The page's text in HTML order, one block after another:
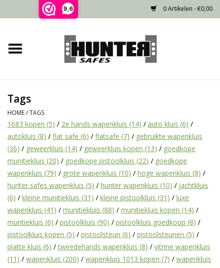
9,6 0 Artikelen - €0,00
Home
Gecertificeerd
Niet gecertificeerd
Kluisdeur
Recente projecten
Opties
Blog
Tags
HOME/TAGS
1683 kopen (5) / 2e hands wapenkluis (14) / auto kluis (6) /
autokluis (8) / flat safe (6) / flatsafe (7) / gebruikte wapenkluis
(36) / geweerkluis (14) / geweerkluis kopen (13) / goedkope
munitiekluis (20) / goedkope pistoolkluis (22) / goedkope
wapenkluis (79) / grote wapenkluis (10) / hoge wapenkluis (8) /
hunter safes wapenkluis (5) / hunter wapenkluis (10) / jachtkluis
(6) / kleine munitiekluis (31) / kleine pistoolkluis (31) / luxe
wapenkluis (41) / munitiekluis (88) / munitiekluis kopen (14) /
muntiekluis (6) / pistoolkluis (90) / pistoolkluis goedkoop (8) /
pistoolkluis kopen (5) / pistoolsteun (6) / pistoolsteunen (5) /
platte kluis (6) /tweedehands wapenkluis (8) / vitrine wapenkluis
(11) / wapenkluis (200) / wapenkluis 1013 kopen (7) / wapenkluis